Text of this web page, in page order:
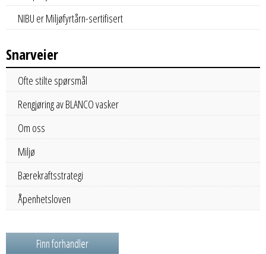
NIBU er Miljøfyrtårn-sertifisert
Snarveier
Ofte stilte spørsmål
Rengjøring av BLANCO vasker
Om oss
Miljø
Bærekraftsstrategi
Åpenhetsloven
Finn forhandler